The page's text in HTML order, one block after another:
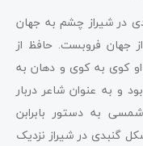
در سال ۶۹۴ خورشیدی در شیراز چشم به جهان
جا چشم از جهان فروبست. حافظ از
کوی به کوی و دهان به
و به عنوان شاعر دربار
خدمت می‌کرد. به یاد او در سال ۸۳۱ شمسی به دستور بابرابن
گنبدی در شیراز نزدیک